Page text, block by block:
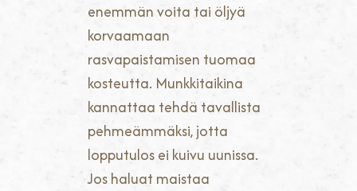
enemmän voita tai öljyä
korvaamaan
rasvapaistamisen tuomaa
kosteutta. Munkkitaikina
kannattaa tehdä tavallista
pehmeämmäksi, jotta
lopputulos ei kuivu uunissa.
Jos haluat maistaa